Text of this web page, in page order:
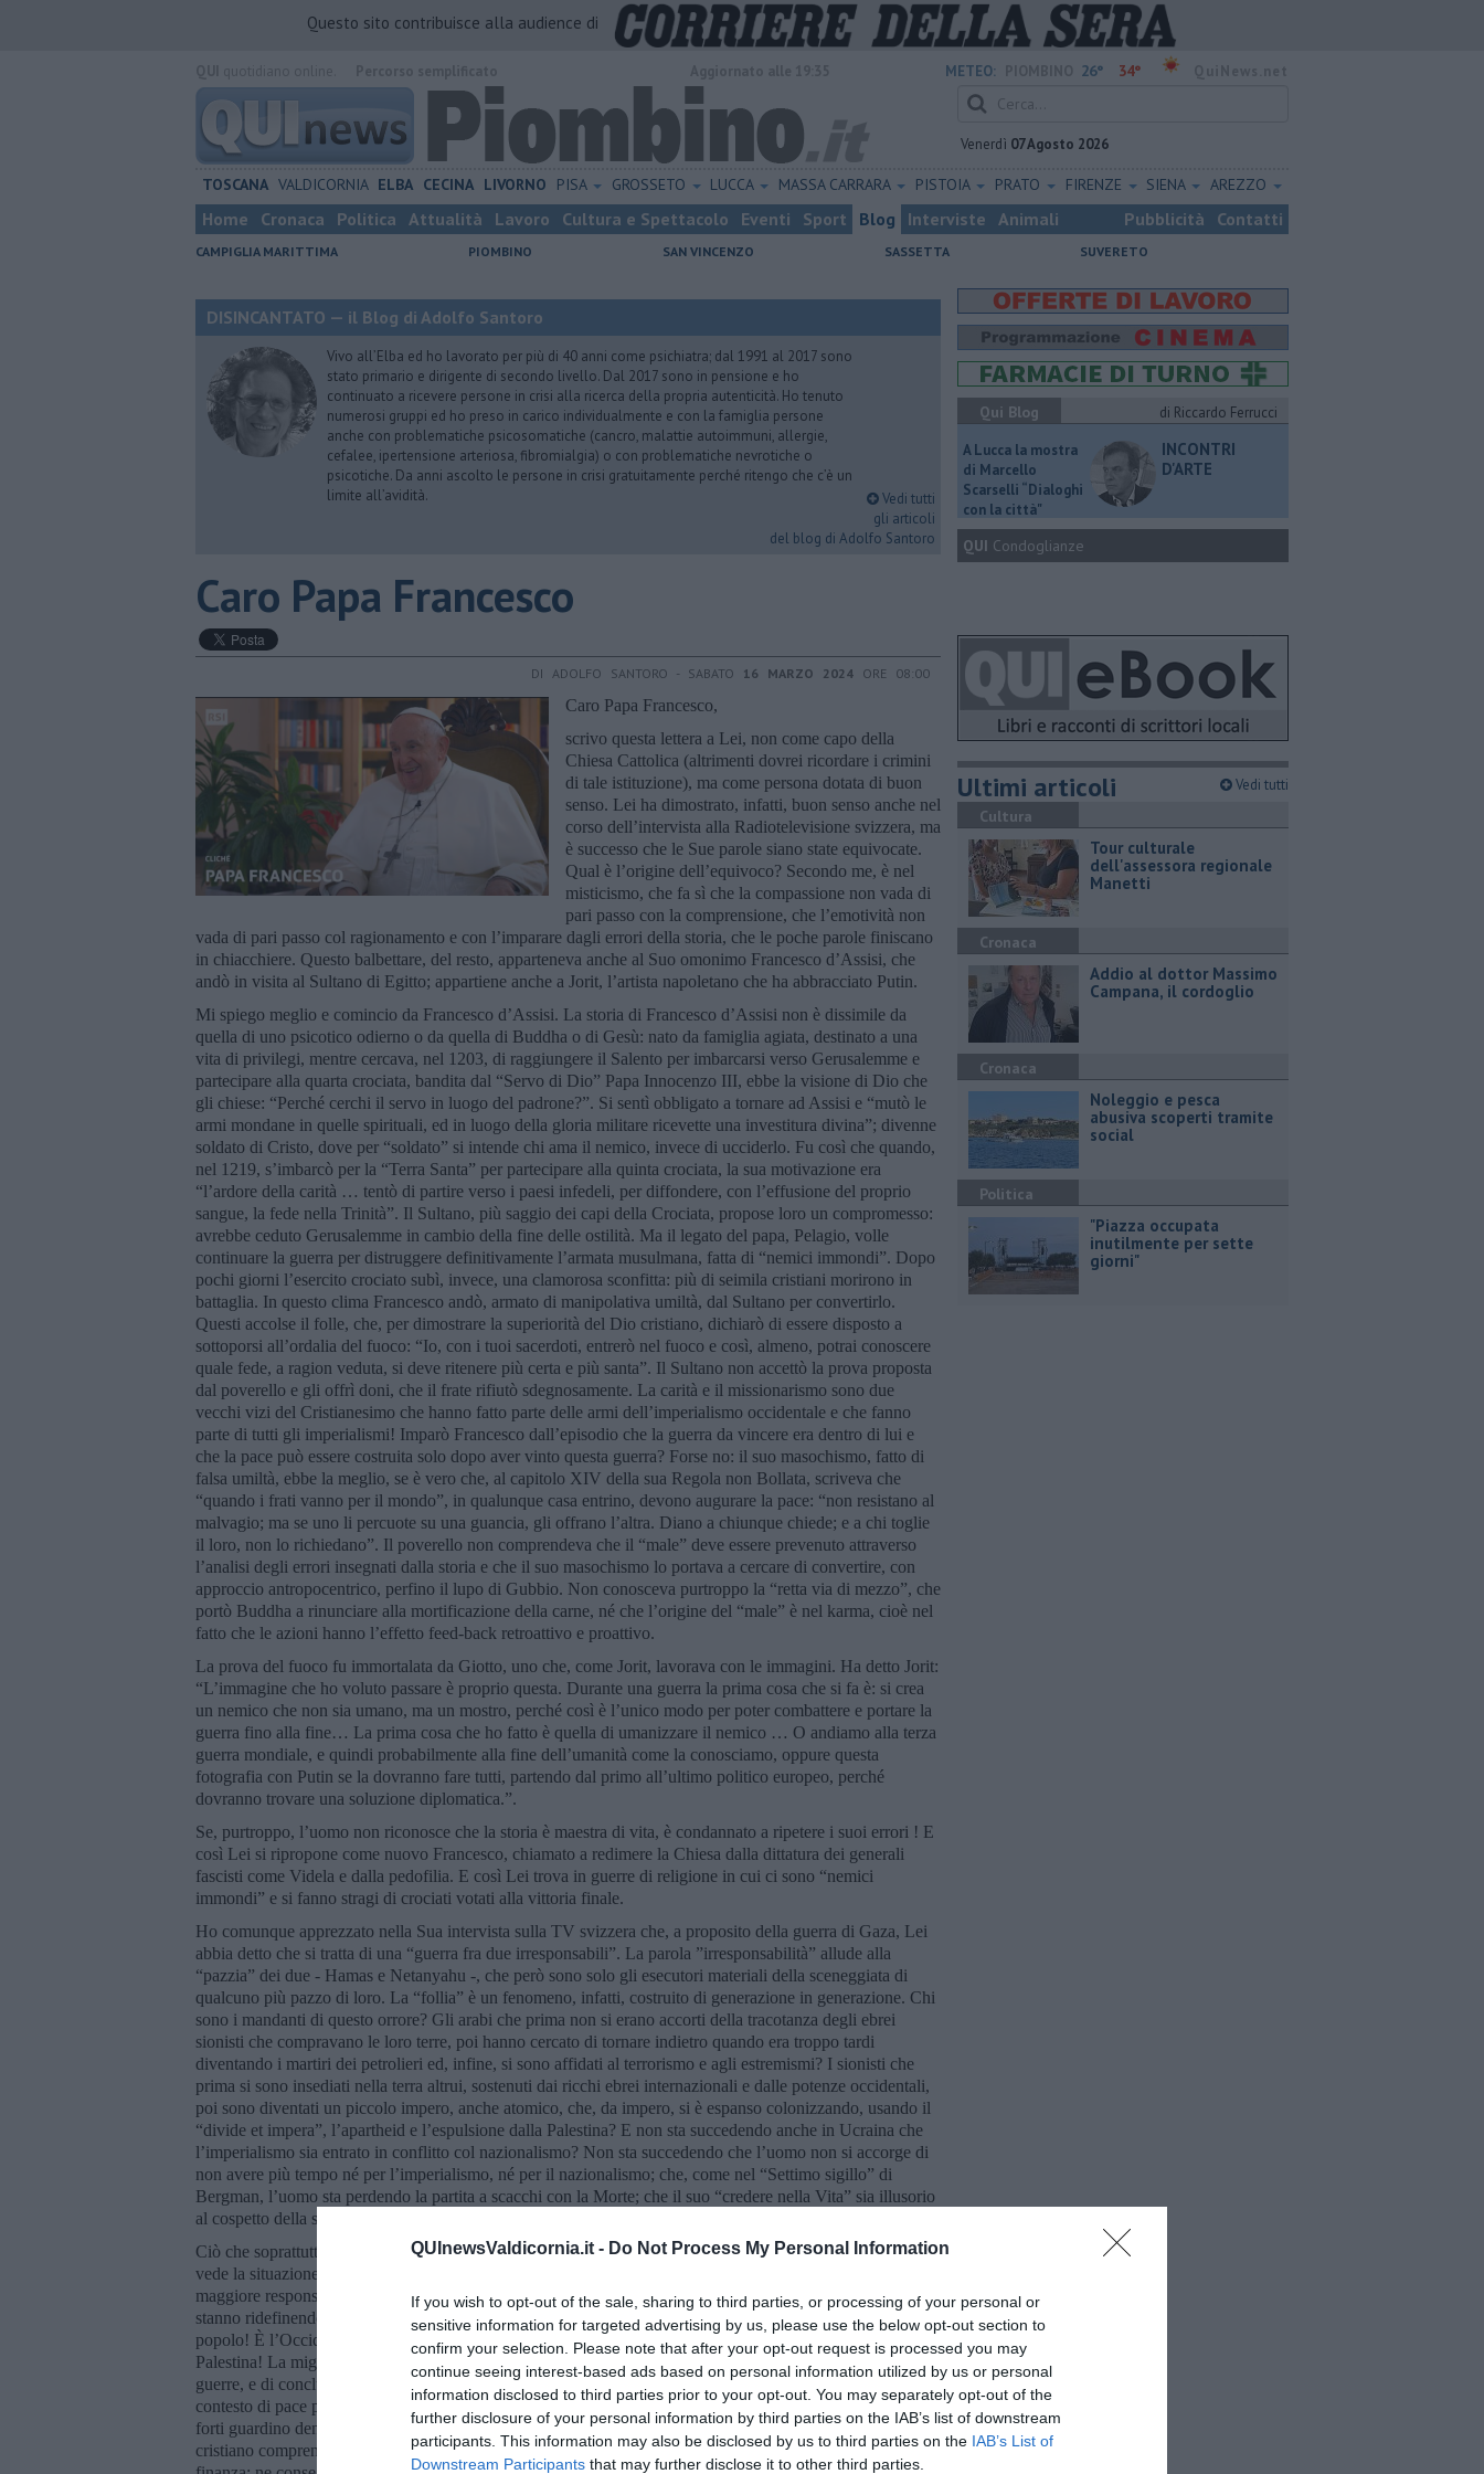
QUInewsValdicornia.it - Do Not Process My Personal Information
If you wish to opt-out of the sale, sharing to third parties, or processing of your personal or
sensitive information for targeted advertising by us, please use the below opt-out section to
confirm your selection. Please note that after your opt-out request is processed you may
continue seeing interest-based ads based on personal information utilized by us or personal
information disclosed to third parties prior to your opt-out. You may separately opt-out of the
further disclosure of your personal information by third parties on the IAB’s list of downstream
participants. This information may also be disclosed by us to third parties on the IAB’s List of
Downstream Participants that may further disclose it to other third parties.
Questo sito contribuisce alla audience di
METEO: 26° 34°
Venerdì 07 Agosto 2026
TOSCANA VALDICORNIA ELBA CECINA LIVORNO PISA GROSSETO LUCCA MASSA CARRARA PISTOIA PRATO FIRENZE SIENA AREZZO
Home Cronaca Politica Attualità Lavoro Cultura e Spettacolo Eventi Sport Blog Interviste Animali Pubblicità Contatti
CAMPIGLIA MARITTIMA PIOMBINO SAN VINCENZO SASSETTA SUVERETO
DISINCANTATO — il Blog di Adolfo Santoro
Vivo all’Elba ed ho lavorato per più di 40 anni come psichiatra; dal 1991 al 2017 sono
stato primario e dirigente di secondo livello. Dal 2017 sono in pensione e ho
continuato a ricevere persone in crisi alla ricerca della propria autenticità. Ho tenuto
numerosi gruppi ed ho preso in carico individualmente e con la famiglia persone
anche con problematiche psicosomatiche (cancro, malattie autoimmuni, allergie,
cefalee, ipertensione arteriosa, fibromialgia) o con problematiche nevrotiche o
psicotiche. Da anni ascolto le persone in crisi gratuitamente perché ritengo che c’è un
limite all’avidità.
Vedi tutti
gli articoli
del blog di Adolfo Santoro
Caro Papa Francesco
DI ADOLFO SANTORO - SABATO 16 MARZO 2024 ORE 08:00
Caro Papa Francesco,
scrivo questa lettera a Lei, non come capo della
Chiesa Cattolica (altrimenti dovrei ricordare i crimini
di tale istituzione), ma come persona dotata di buon
senso. Lei ha dimostrato, infatti, buon senso anche nel
corso dell’intervista alla Radiotelevisione svizzera, ma
è successo che le Sue parole siano state equivocate.
Qual è l’origine dell’equivoco? Secondo me, è nel
misticismo, che fa sì che la compassione non vada di
pari passo con la comprensione, che l’emotività non
vada di pari passo col ragionamento e con l’imparare dagli errori della storia, che le poche parole finiscano
in chiacchiere. Questo balbettare, del resto, apparteneva anche al Suo omonimo Francesco d’Assisi, che
andò in visita al Sultano di Egitto; appartiene anche a Jorit, l’artista napoletano che ha abbracciato Putin.
Mi spiego meglio e comincio da Francesco d’Assisi. La storia di Francesco d’Assisi non è dissimile da
quella di uno psicotico odierno o da quella di Buddha o di Gesù: nato da famiglia agiata, destinato a una
vita di privilegi, mentre cercava, nel 1203, di raggiungere il Salento per imbarcarsi verso Gerusalemme e
partecipare alla quarta crociata, bandita dal “Servo di Dio” Papa Innocenzo III, ebbe la visione di Dio che
gli chiese: “Perché cerchi il servo in luogo del padrone?”. Si sentì obbligato a tornare ad Assisi e “mutò le
armi mondane in quelle spirituali, ed in luogo della gloria militare ricevette una investitura divina”; divenne
soldato di Cristo, dove per “soldato” si intende chi ama il nemico, invece di ucciderlo. Fu così che quando,
nel 1219, s’imbarcò per la “Terra Santa” per partecipare alla quinta crociata, la sua motivazione era
“l’ardore della carità … tentò di partire verso i paesi infedeli, per diffondere, con l’effusione del proprio
sangue, la fede nella Trinità”. Il Sultano, più saggio dei capi della Crociata, propose loro un compromesso:
avrebbe ceduto Gerusalemme in cambio della fine delle ostilità. Ma il legato del papa, Pelagio, volle
continuare la guerra per distruggere definitivamente l’armata musulmana, fatta di “nemici immondi”. Dopo
pochi giorni l’esercito crociato subì, invece, una clamorosa sconfitta: più di seimila cristiani morirono in
battaglia. In questo clima Francesco andò, armato di manipolativa umiltà, dal Sultano per convertirlo.
Questi accolse il folle, che, per dimostrare la superiorità del Dio cristiano, dichiarò di essere disposto a
sottoporsi all’ordalia del fuoco: “Io, con i tuoi sacerdoti, entrerò nel fuoco e così, almeno, potrai conoscere
quale fede, a ragion veduta, si deve ritenere più certa e più santa”. Il Sultano non accettò la prova proposta
dal poverello e gli offrì doni, che il frate rifiutò sdegnosamente. La carità e il missionarismo sono due
vecchi vizi del Cristianesimo che hanno fatto parte delle armi dell’imperialismo occidentale e che fanno
parte di tutti gli imperialismi! Imparò Francesco dall’episodio che la guerra da vincere era dentro di lui e
che la pace può essere costruita solo dopo aver vinto questa guerra? Forse no: il suo masochismo, fatto di
falsa umiltà, ebbe la meglio, se è vero che, al capitolo XIV della sua Regola non Bollata, scriveva che
“quando i frati vanno per il mondo”, in qualunque casa entrino, devono augurare la pace: “non resistano al
malvagio; ma se uno li percuote su una guancia, gli offrano l’altra. Diano a chiunque chiede; e a chi toglie
il loro, non lo richiedano”. Il poverello non comprendeva che il “male” deve essere prevenuto attraverso
l’analisi degli errori insegnati dalla storia e che il suo masochismo lo portava a cercare di convertire, con
approccio antropocentrico, perfino il lupo di Gubbio. Non conosceva purtroppo la “retta via di mezzo”, che
portò Buddha a rinunciare alla mortificazione della carne, né che l’origine del “male” è nel karma, cioè nel
fatto che le azioni hanno l’effetto feed-back retroattivo e proattivo.
La prova del fuoco fu immortalata da Giotto, uno che, come Jorit, lavorava con le immagini. Ha detto Jorit:
“L’immagine che ho voluto passare è proprio questa. Durante una guerra la prima cosa che si fa è: si crea
un nemico che non sia umano, ma un mostro, perché così è l’unico modo per poter combattere e portare la
guerra fino alla fine… La prima cosa che ho fatto è quella di umanizzare il nemico … O andiamo alla terza
guerra mondiale, e quindi probabilmente alla fine dell’umanità come la conosciamo, oppure questa
fotografia con Putin se la dovranno fare tutti, partendo dal primo all’ultimo politico europeo, perché
dovranno trovare una soluzione diplomatica.”.
Se, purtroppo, l’uomo non riconosce che la storia è maestra di vita, è condannato a ripetere i suoi errori ! E
così Lei si ripropone come nuovo Francesco, chiamato a redimere la Chiesa dalla dittatura dei generali
fascisti come Videla e dalla pedofilia. E così Lei trova in guerre di religione in cui ci sono “nemici
immondi” e si fanno stragi di crociati votati alla vittoria finale.
Ho comunque apprezzato nella Sua intervista sulla TV svizzera che, a proposito della guerra di Gaza, Lei
abbia detto che si tratta di una “guerra fra due irresponsabili”. La parola ”irresponsabilità” allude alla
“pazzia” dei due - Hamas e Netanyahu -, che però sono solo gli esecutori materiali della sceneggiata di
qualcuno più pazzo di loro. La “follia” è un fenomeno, infatti, costruito di generazione in generazione. Chi
sono i mandanti di questo orrore? Gli arabi che prima non si erano accorti della tracotanza degli ebrei
sionisti che compravano le loro terre, poi hanno cercato di tornare indietro quando era troppo tardi
diventando i martiri dei petrolieri ed, infine, si sono affidati al terrorismo e agli estremismi? I sionisti che
prima si sono insediati nella terra altrui, sostenuti dai ricchi ebrei internazionali e dalle potenze occidentali,
poi sono diventati un piccolo impero, anche atomico, che, da impero, si è espanso colonizzando, usando il
“divide et impera”, l’apartheid e l’espulsione dalla Palestina? E non sta succedendo anche in Ucraina che
l’imperialismo sia entrato in conflitto col nazionalismo? Non sta succedendo che l’uomo non si accorge di
non avere più tempo né per l’imperialismo, né per il nazionalismo; che, come nel “Settimo sigillo” di
Bergman, l’uomo sta perdendo la partita a scacchi con la Morte; che il suo “credere nella Vita” sia illusorio
al cospetto della sua “irresponsabilità”?
Ciò che soprattutto ho apprezzato nella Sua intervista alla TV svizzera è stata la frase “Il più forte è chi
vede la situazione, chi pensa al popolo, chi ha il coraggio della bandiera bianca.”. Chi è il più forte, che ha
maggiore responsabilità nell’intavolare la trattativa di pace? È la NATO rispetto alla Russia (ma i BRICS
stanno ridefinendo la classifica!)! È la Russia rispetto all’Ucraina! È il governo dell’Ucraina rispetto al suo
popolo! È l’Occidente rispetto a Netanyahu! È Netanyahu rispetto agli ostaggi! È Hamas rispetto alla
Palestina! La migliore guerra è quella che non viene fatta e i più forti hanno la responsabilità di prevenire le
guerre, e di concluderle se hanno commesso l’errore di permetterle: hanno la responsabilità di strutturare un
contesto di pace per chi si percepisce ancora come nemico. Non occorrono mediatori, ma occorre che i più
forti guardino dentro di sé e riconoscano le proprie contraddizioni! Ad esempio, occorre che chi si professa
cristiano comprenda che Gesù cacciò via i mercanti dal Tempio e che il cristianesimo è incompatibile con la
Qui Blog
di Riccardo Ferrucci
A Lucca la mostra
di Marcello
Scarselli “Dialoghi
con la città"
INCONTRI
D'ARTE
QUI Condoglianze
Ultimi articoli Vedi tutti
Cultura
Tour culturale
dell'assessora regionale
Manetti
Cronaca
Addio al dottor Massimo
Campana, il cordoglio
Cronaca
Noleggio e pesca
abusiva scoperti tramite
social
Politica
"Piazza occupata
inutilmente per sette
giorni"